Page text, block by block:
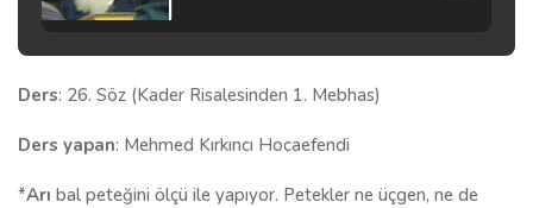
Ders: 26. Söz (Kader Risalesinden 1. Mebhas)
Ders yapan: Mehmed Kırkıncı Hocaefendi
*Arı bal peteğini ölçü ile yapıyor. Petekler ne üçgen, ne de